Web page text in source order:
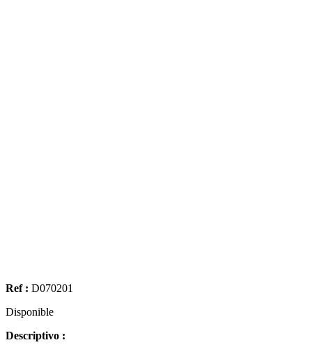
Ref : D070201
Disponible
Descriptivo :